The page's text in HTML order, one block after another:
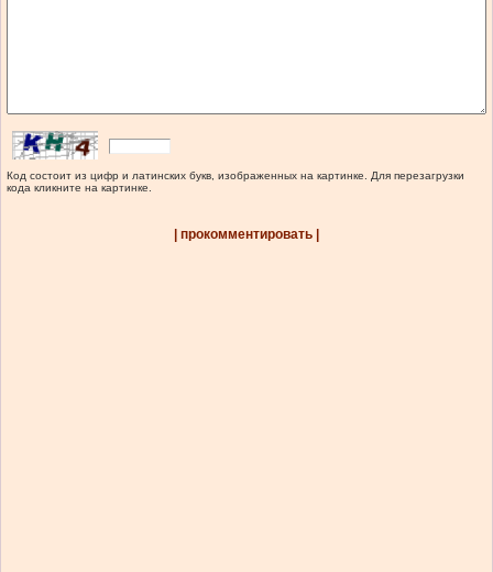
Код состоит из цифр и латинских букв, изображенных на картинке. Для перезагрузки
кода кликните на картинке.
| прокомментировать |